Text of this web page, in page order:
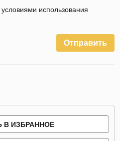
использования
Отправить
В ИЗБРАННОЕ